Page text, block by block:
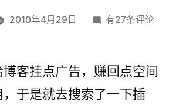
2010年4月29日
摆
告
有27条评论
客挂点广告，赚回点空间
于是就去搜索了一下插